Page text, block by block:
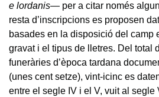
e lordanis— per a citar només
resta d’inscripcions es proposen
basades en la disposició del camp
gravat i el tipus de lletres. Del total
funeràries d’època tardana
(unes cent setze), vint-icinc es
entre el segle IV i el V, vuit al segle